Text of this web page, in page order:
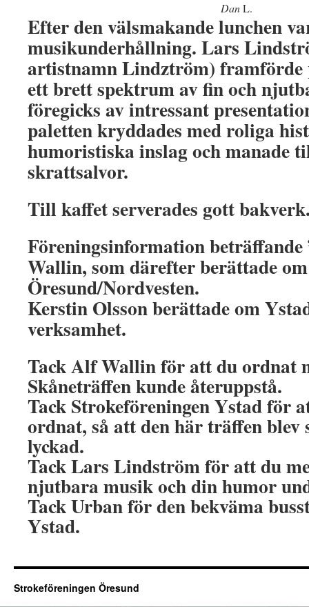
DanL.
Efter den välsmakande lunchen
musikunderhållning. Lars
artistnamn Lindztröm)
ett brett spektrum av fin och
föregicks av intressant
paletten kryddades med roliga
humoristiska inslag och manade
skrattsalvor.
Till kaffet serverades gott
Föreningsinformation beträffande
Wallin, som därefter berättade
Öresund/Nordvesten.
Kerstin Olsson berättade om
verksamhet.
Tack Alf Wallin för att du ordnat
Skåneträffen kunde återuppstå.
Tack Strokeföreningen Ystad för
ordnat, så att den här träffen blev
lyckad.
Tack Lars Lindström för att du
njutbara musik och din humor
Tack Urban för den bekväma
Ystad.
Strokeföreningen Öresund